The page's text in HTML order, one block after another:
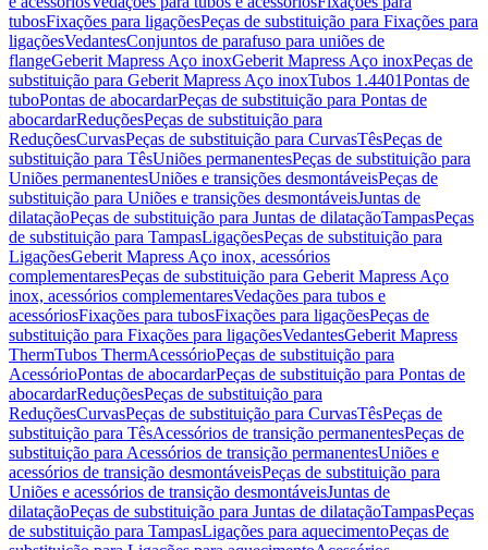
tubosFixações para ligaçõesPeças de substituição para Fixações para
ligaçõesVedantesConjuntos de parafuso para uniões de
flangeGeberit Mapress Aço inoxGeberit Mapress Aço inoxPeças de
substituição para Geberit Mapress Aço inoxTubos 1.4401Pontas de
tuboPontas de abocardarPeças de substituição para Pontas de
abocardarReduçõesPeças de substituição para
ReduçõesCurvasPeças de substituição para CurvasTêsPeças de
substituição para TêsUniões permanentesPeças de substituição para
Uniões permanentesUniões e transições desmontáveisPeças de
substituição para Uniões e transições desmontáveisJuntas de
dilataçãoPeças de substituição para Juntas de dilataçãoTampasPeças
de substituição para TampasLigaçõesPeças de substituição para
LigaçõesGeberit Mapress Aço inox, acessórios
complementaresPeças de substituição para Geberit Mapress Aço
inox, acessórios complementaresVedações para tubos e
acessóriosFixações para tubosFixações para ligaçõesPeças de
substituição para Fixações para ligaçõesVedantesGeberit Mapress
ThermTubos ThermAcessórioPeças de substituição para
AcessórioPontas de abocardarPeças de substituição para Pontas de
abocardarReduçõesPeças de substituição para
ReduçõesCurvasPeças de substituição para CurvasTêsPeças de
substituição para TêsAcessórios de transição permanentesPeças de
substituição para Acessórios de transição permanentesUniões e
acessórios de transição desmontáveisPeças de substituição para
Uniões e acessórios de transição desmontáveisJuntas de
dilataçãoPeças de substituição para Juntas de dilataçãoTampasPeças
de substituição para TampasLigações para aquecimentoPeças de